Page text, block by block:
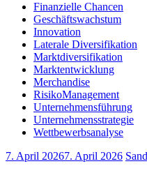
Finanzielle Chancen
Geschäftswachstum
Innovation
Laterale Diversifikation
Marktdiversifikation
Marktentwicklung
Merchandise
RisikoManagement
Unternehmensführung
Unternehmensstrategie
Wettbewerbsanalyse
7. April 20267. April 2026